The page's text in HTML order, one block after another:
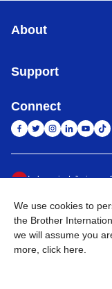
About
Support
Connect
Indonesia Jaringan
Privacy Policy Ketentuan
©2026BROTHER
We use cookies to
the Brother
we will assume you
more, click here